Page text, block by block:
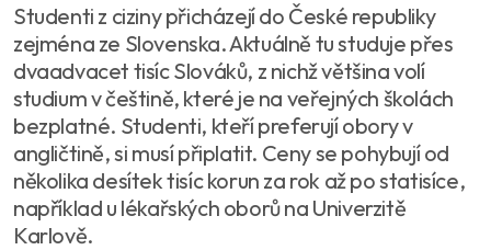
Studenti z ciziny přicházejí do České republiky
zejména ze Slovenska. Aktuálně tu studuje přes
dvaadvacet tisíc Slováků, z nichž většina volí
studium v češtině, které je na veřejných školách
bezplatné. Studenti, kteří preferují obory v
angličtině, si musí připlatit. Ceny se pohybují od
několika desítek tisíc korun za rok až po statisíce,
například u lékařských oborů na Univerzitě
Karlově.